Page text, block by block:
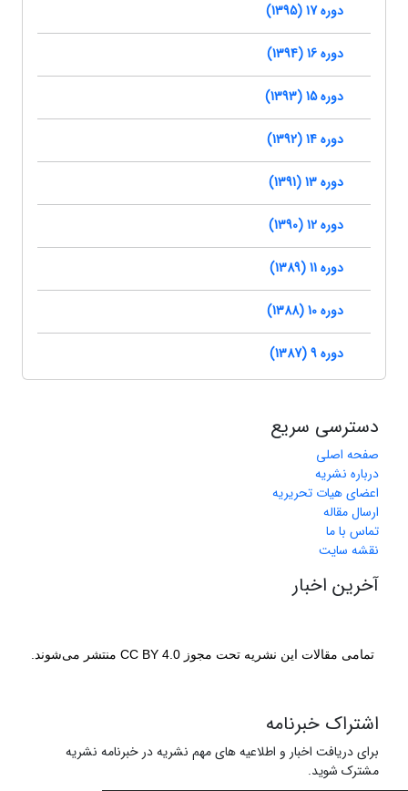
دوره 17 (1395)
دوره 16 (1394)
دوره 15 (1393)
دوره 14 (1392)
دوره 13 (1391)
دوره 12 (1390)
دوره 11 (1389)
دوره 10 (1388)
دوره 9 (1387)
دسترسی سریع
صفحه اصلی
درباره نشریه
اعضای هیات تحریریه
ارسال مقاله
تماس با ما
نقشه سایت
آخرین اخبار
تمامی مقالات این نشریه تحت مجوز CC BY 4.0 منتشر می‌شوند.
اشتراک خبرنامه
برای دریافت اخبار و اطلاعیه های مهم نشریه در خبرنامه نشریه
مشترک شوید.